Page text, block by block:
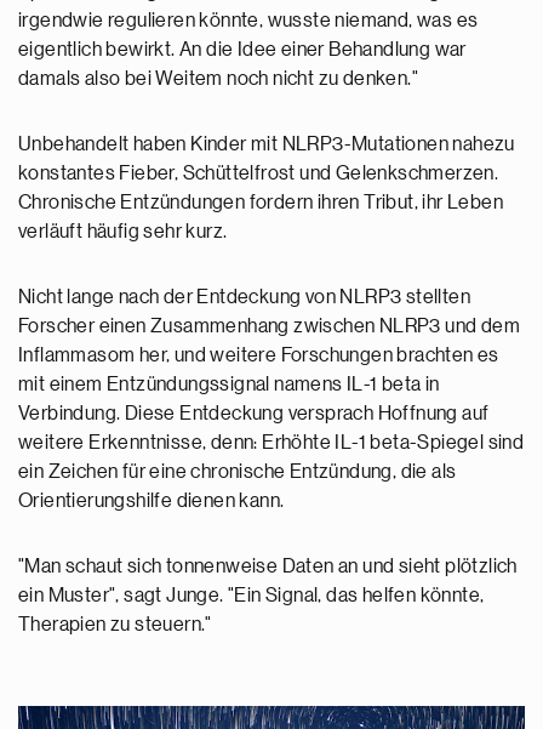
irgendwie regulieren könnte, wusste niemand, was es
eigentlich bewirkt. An die Idee einer Behandlung war
damals also bei Weitem noch nicht zu denken."
Unbehandelt haben Kinder mit NLRP3-Mutationen nahezu
konstantes Fieber, Schüttelfrost und Gelenkschmerzen.
Chronische Entzündungen fordern ihren Tribut, ihr Leben
verläuft häufig sehr kurz.
Nicht lange nach der Entdeckung von NLRP3 stellten
Forscher einen Zusammenhang zwischen NLRP3 und dem
Inflammasom her, und weitere Forschungen brachten es
mit einem Entzündungssignal namens IL-1 beta in
Verbindung. Diese Entdeckung versprach Hoffnung auf
weitere Erkenntnisse, denn: Erhöhte IL-1 beta-Spiegel sind
ein Zeichen für eine chronische Entzündung, die als
Orientierungshilfe dienen kann.
"Man schaut sich tonnenweise Daten an und sieht plötzlich
ein Muster", sagt Junge. "Ein Signal, das helfen könnte,
Therapien zu steuern."